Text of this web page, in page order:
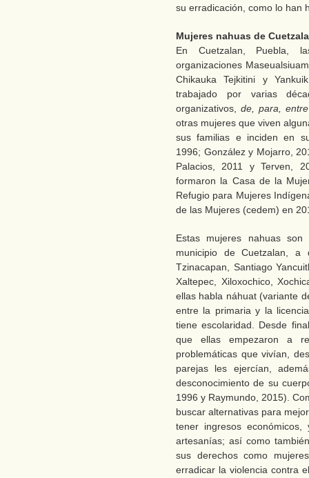
su erradicación, como lo han
Mujeres nahuas de
En Cuetzalan, Puebla,
organizaciones
Chikauka Tejkitini y
trabajado por varias
organizativos, de, para, entre
otras mujeres que viven
sus familias e inciden en
1996; González y Mojarro,
Palacios, 2011 y Terven,
formaron la Casa de la
Refugio para Mujeres
de las Mujeres (cedem) en
Estas mujeres nahuas son
municipio de Cuetzalan, a
Tzinacapan, Santiago
Xaltepec, Xiloxochico,
ellas habla náhuat (variante
entre la primaria y la
tiene escolaridad. Desde
que ellas empezaron a
problemáticas que vivían,
parejas les ejercían,
desconocimiento de su
1996 y Raymundo, 2015).
buscar alternativas para
tener ingresos
artesanías; así como
sus derechos como
erradicar la violencia contra